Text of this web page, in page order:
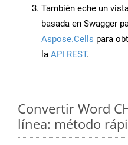
También eche un
basada en Swagger
Aspose.Cells para
la API REST.
Convertir Word
línea: método